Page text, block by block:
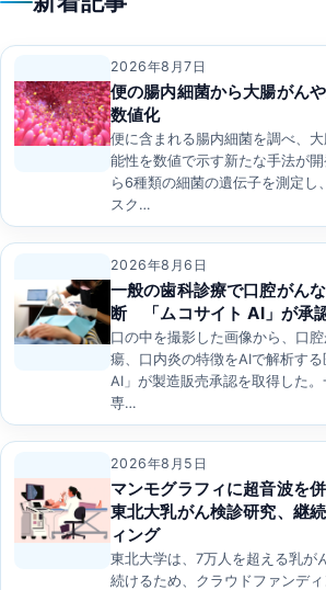
ン
2026年8月7日
便の腸内細菌から大腸がん
数値化
便に含まれる腸内細菌を調べ、
能性を数値で示す新たな手法が
ら6種類の細菌の遺伝子を測定し
スク…
2026年8月6日
一般の歯科診療で口腔がん
断 「ムコサイト AI」が承
口の中を撮影した画像から、口
瘍、口内炎の特徴をAIで解析す
AI」が製造販売承認を取得した。
専…
2026年8月5日
マンモグラフィに超音波を
東北大乳がん検診研究、継
ィング
東北大学は、7万人を超える乳が
続けるため、クラウドファンデ